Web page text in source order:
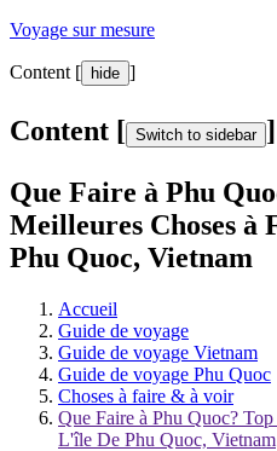
Voyage sur mesure
Content [ hide ]
Content [ Switch to sidebar ]
Que Faire à Phu
Meilleures Choses à
Phu Quoc, Vietnam
Accueil
Guide de voyage
Guide de voyage Vietnam
Guide de voyage Phu Quoc
Choses à faire & à voir
Que Faire à Phu Quoc?
L'île De Phu Quoc, Vietnam